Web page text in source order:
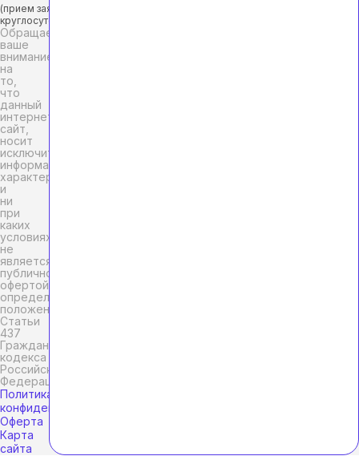
(прием заявок
круглосуточно)
Обращаем
ваше
внимание
на
то,
что
данный
интернет-
сайт,
носит
исключительно
информационный
характер
и
ни
при
каких
условиях
не
является
публичной
офертой,
определяемой
положениями
Статьи
437
Гражданского
кодекса
Российской
Федерации.
Политика
конфиденциальности
Оферта
Карта
сайта